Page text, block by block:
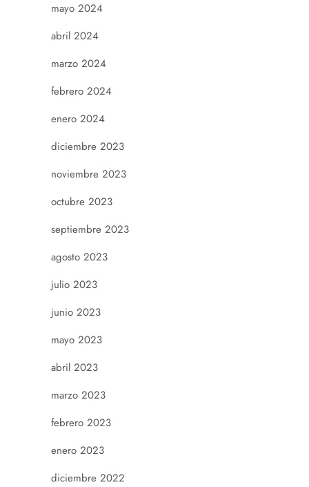
mayo 2024
abril 2024
marzo 2024
febrero 2024
enero 2024
diciembre 2023
noviembre 2023
octubre 2023
septiembre 2023
agosto 2023
julio 2023
junio 2023
mayo 2023
abril 2023
marzo 2023
febrero 2023
enero 2023
diciembre 2022